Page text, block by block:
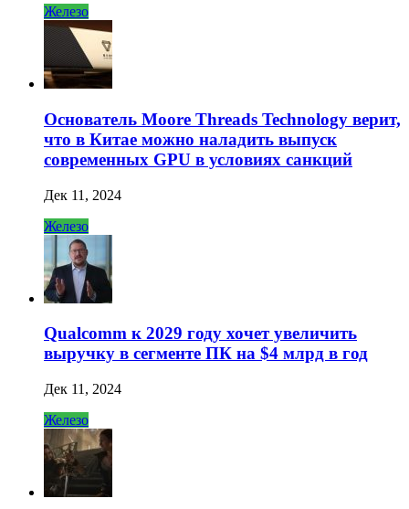
Железо
Основатель Moore Threads Technology верит,
что в Китае можно наладить выпуск
современных GPU в условиях санкций
Дек 11, 2024
Железо
Qualcomm к 2029 году хочет увеличить
выручку в сегменте ПК на $4 млрд в год
Дек 11, 2024
Железо